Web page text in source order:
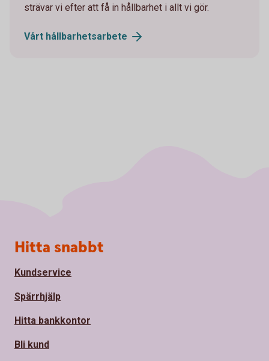
strävar vi efter att få in hållbarhet i allt vi gör.
Vårt hållbarhetsarbete
Sidfot
Hitta snabbt
Kundservice
Spärrhjälp
Hitta bankkontor
Bli kund